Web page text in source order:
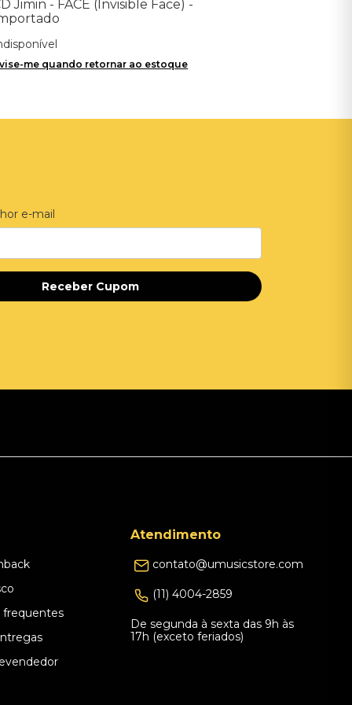
Jimin - FACE (Invisible Face) -
me quando retornar ao estoque
e-mail
Receber Cupom
frequentes
Atendimento
contato@umusicstore.com
(11) 4004-2859
De segunda à sexta das 9h às
17h (exceto feriados)